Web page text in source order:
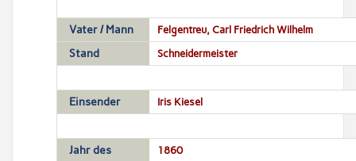
Vater / Mann Felgentreu, Carl Friedrich Wilhelm
Stand Schneidermeister
Einsender Iris Kiesel
Jahr des
1860